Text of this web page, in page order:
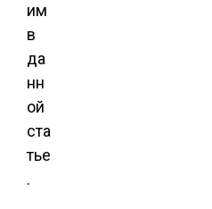
им
в
да
нн
ой
ста
тье
.